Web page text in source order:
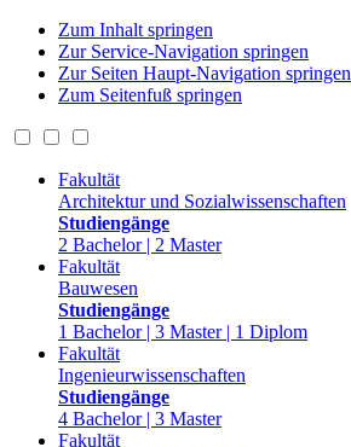
Zum Inhalt springen
Zur Service-Navigation springen
Zur Seiten Haupt-Navigation springen
Zum Seitenfuß springen
Fakultät
Architektur und Sozialwissenschaften
Studiengänge
2 Bachelor | 2 Master
Fakultät
Bauwesen
Studiengänge
1 Bachelor | 3 Master | 1 Diplom
Fakultät
Ingenieurwissenschaften
Studiengänge
4 Bachelor | 3 Master
Fakultät